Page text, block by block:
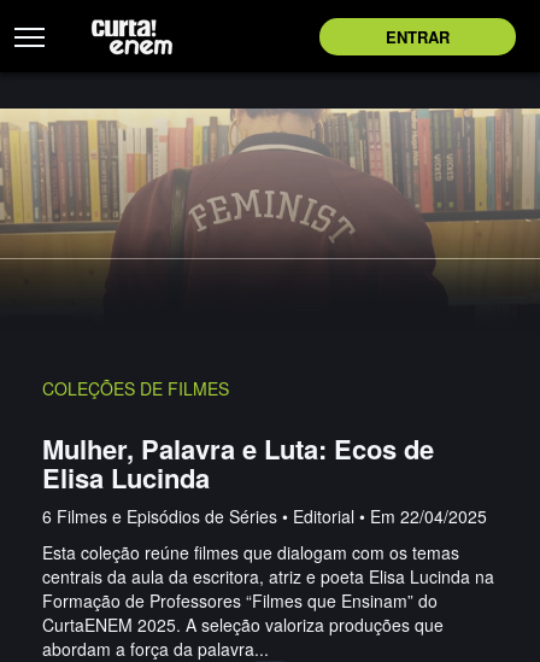
ENTRAR
COLEÇÕES DE FILMES
Mulher, Palavra e Luta: Ecos de
Elisa Lucinda
6 Filmes e Episódios de Séries • Editorial • Em 22/04/2025
Esta coleção reúne filmes que dialogam com os temas
centrais da aula da escritora, atriz e poeta Elisa Lucinda na
Formação de Professores “Filmes que Ensinam” do
CurtaENEM 2025. A seleção valoriza produções que
abordam a força da palavra...